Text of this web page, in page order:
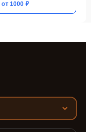
от 1000 ₽